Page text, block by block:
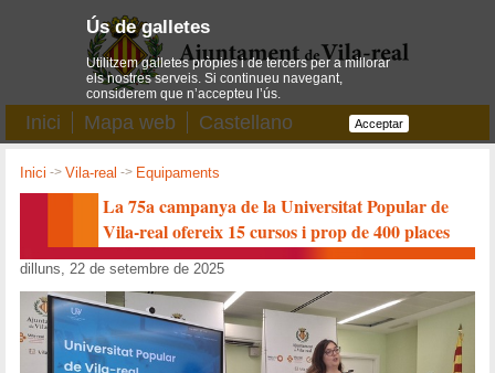
Inici Mapa web Castellano
Inici ->Vila-real -> Equipaments
La 75a campanya de la Universitat Popular de
Vila-real ofereix 15 cursos i prop de 400 places
dilluns, 22 de setembre de 2025
Ús de galletes
Utilitzem galletes pròpies i de tercers per a millorar
els nostres serveis. Si continueu navegant,
considerem que n’accepteu l’ús.
Acceptar